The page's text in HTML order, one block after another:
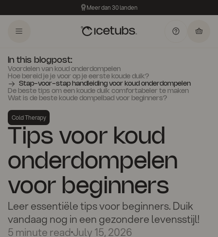
Meer dan 30 landen
In this blogpost:
Voordelen van koud onderdompelen
Hoe bereid je je voor op je eerste koude duik?
Stap-voor-stap handleiding voor koud onderdompelen
De beste tips om een koude duik comfortabeler te maken
Wat is de beste koude dompelbad voor beginners?
Cold Therapy
Tips voor koud
onderdompelen
voor beginners
Leer essentiële tips voor beginners. Duik
vandaag nog in een gezondere levensstijl!
5 minute readJuly 15, 2026